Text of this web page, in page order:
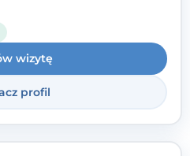
sytuacji) poprzez
i wzmacnianie zasobów
stron klienta. W swojej
także z metod dialogu
i treningu uważności.
wizytę
profil